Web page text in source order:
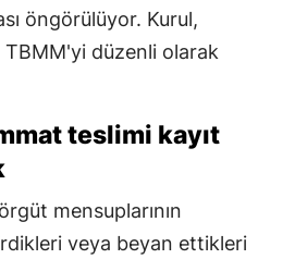
öngörülüyor. Kurul,
TBMM'yi düzenli olarak
teslimi kayıt
mensuplarının
veya beyan ettikleri